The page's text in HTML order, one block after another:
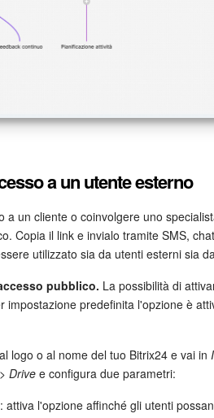
a un utente esterno
a un cliente o coinvolgere uno
Copia il link e invialo tramite SMS,
utilizzato sia da utenti esterni sia
pubblico. La possibilità di
impostazione predefinita l'opzione è
logo o al nome del tuo Bitrix24 e vai in
Drivee configura due parametri:
attiva l'opzione affinché gli utenti